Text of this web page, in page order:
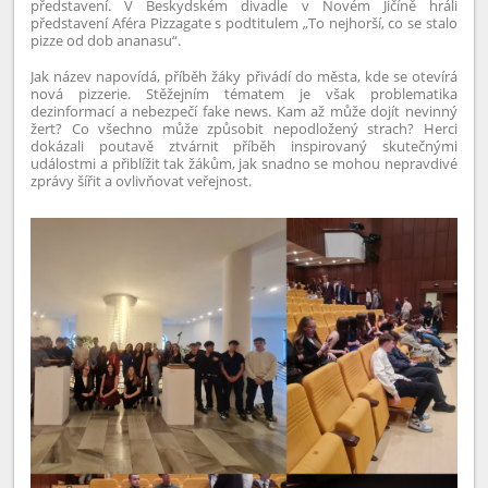
představení. V Beskydském divadle v Novém Jičíně hráli
představení Aféra Pizzagate s podtitulem „To nejhorší, co se stalo
pizze od dob ananasu“.
Jak název napovídá, příběh žáky přivádí do města, kde se otevírá
nová pizzerie. Stěžejním tématem je však problematika
dezinformací a nebezpečí fake news. Kam až může dojít nevinný
žert? Co všechno může způsobit nepodložený strach? Herci
dokázali poutavě ztvárnit příběh inspirovaný skutečnými
událostmi a přiblížit tak žákům, jak snadno se mohou nepravdivé
zprávy šířit a ovlivňovat veřejnost.